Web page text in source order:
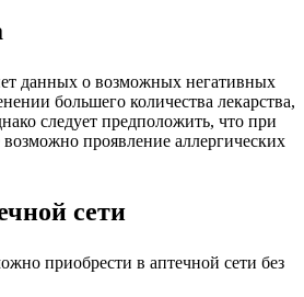
данных о возможных негативных
большего количества лекарства,
следует предположить, что при
проявление аллергических
сети
приобрести в аптечной сети без